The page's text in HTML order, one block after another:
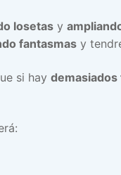
losetas y
fantasmas y
si hay